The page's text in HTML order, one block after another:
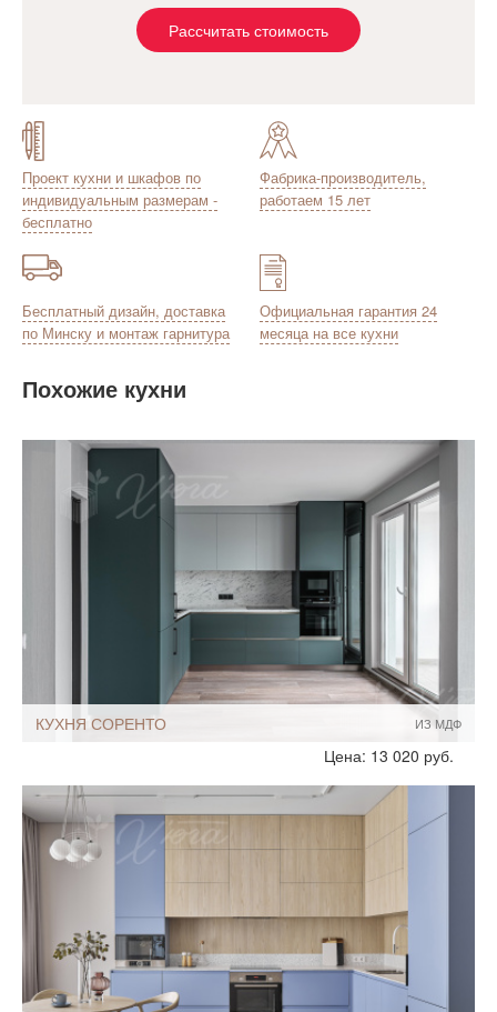
Рассчитать стоимость
Проект кухни и шкафов по
индивидуальным размерам -
бесплатно
Фабрика-производитель,
работаем 15 лет
Бесплатный дизайн, доставка
по Минску и монтаж гарнитура
Официальная гарантия 24
месяца на все кухни
Похожие кухни
ИЗ МДФ
КУХНЯ СОРЕНТО
Размеры, ширина: Большие
10-12 кв.м
Мебель - тип:
Угловая
Стандартные
Шкафы до потолка
Цена: 13 020 руб.